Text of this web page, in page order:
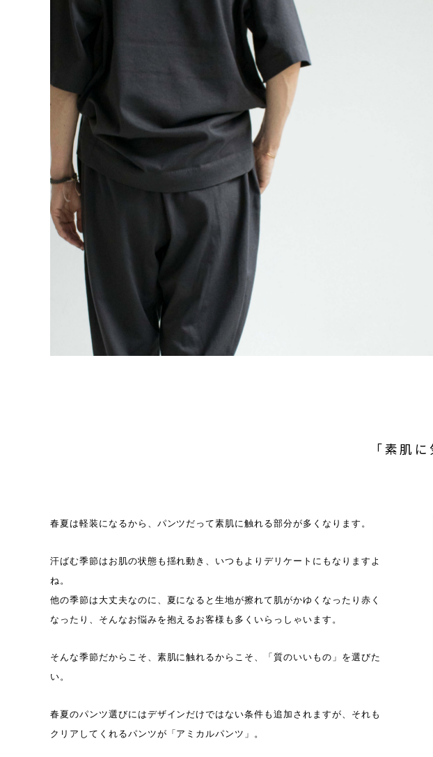
「素肌
春夏は軽装になるから、パンツだって素肌に触れる部分が多くなります。
汗ばむ季節はお肌の状態も揺れ動き、いつもよりデリケートにもなりますよ
ね。
他の季節は大丈夫なのに、夏になると生地が擦れて肌がかゆくなったり赤く
なったり、そんなお悩みを抱えるお客様も多くいらっしゃいます。
そんな季節だからこそ、素肌に触れるからこそ、「質のいいもの」を選びた
い。
春夏のパンツ選びにはデザインだけではない条件も追加されますが、それも
クリアしてくれるパンツが「アミカルパンツ」。